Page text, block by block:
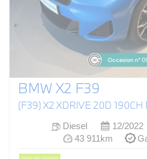
BMW X2 F39
(F39) X2 XDRIVE 20D
Diesel 12/2022
43 911km